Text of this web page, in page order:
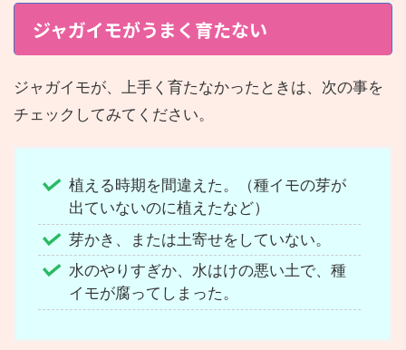
ジャガイモがうまく育たない
ジャガイモが、上手く育たなかったときは、次の事を
チェックしてみてください。
植える時期を間違えた。（種イモの芽が
出ていないのに植えたなど）
芽かき、または土寄せをしていない。
水のやりすぎか、水はけの悪い土で、種
イモが腐ってしまった。